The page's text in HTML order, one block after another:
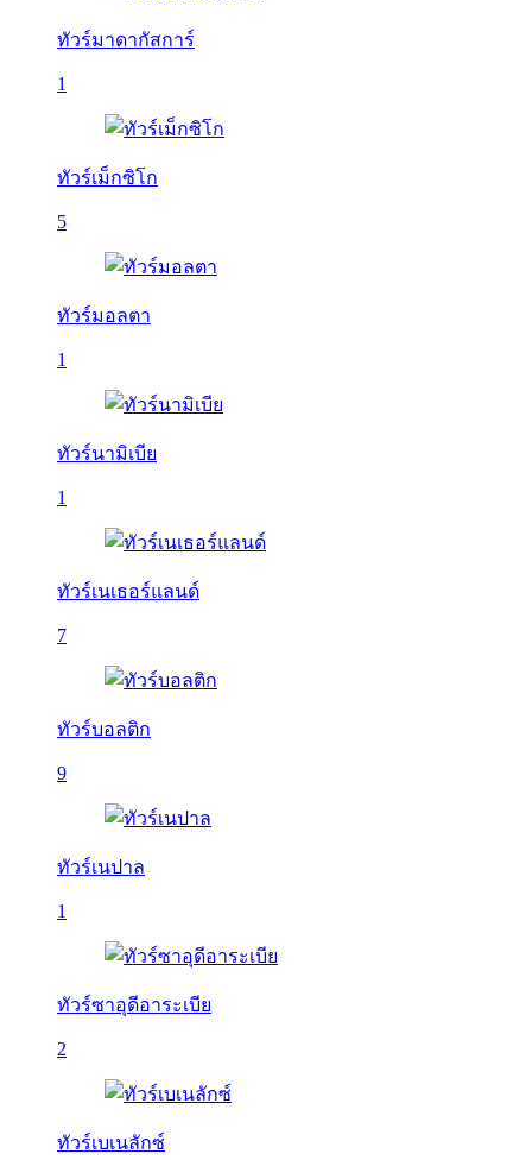
ทัวร์มาดากัสการ์
1
ทัวร์เม็กซิโก
5
ทัวร์มอลตา
1
ทัวร์นามิเบีย
1
ทัวร์เนเธอร์แลนด์
7
ทัวร์บอลติก
9
ทัวร์เนปาล
1
ทัวร์ซาอุดีอาระเบีย
2
ทัวร์เบเนลักซ์